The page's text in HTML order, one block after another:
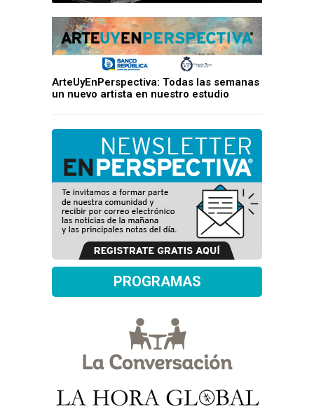
ArteUyEnPerspectiva: Todas las semanas
un nuevo artista en nuestro estudio
PROGRAMAS